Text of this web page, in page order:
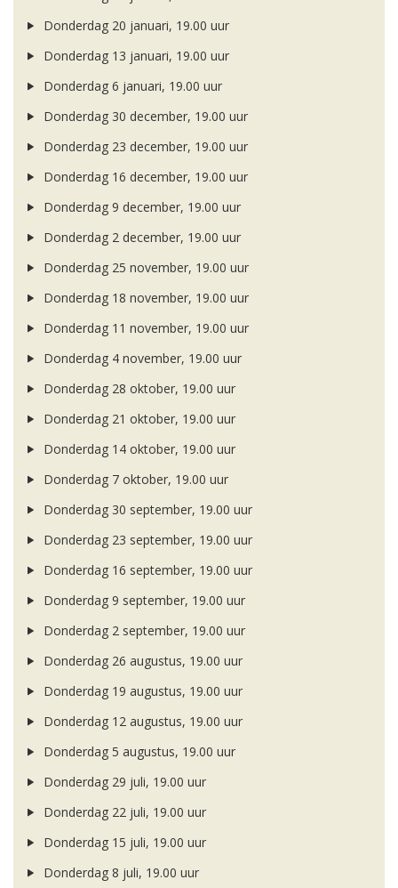
Donderdag 20 januari, 19.00 uur
Donderdag 13 januari, 19.00 uur
Donderdag 6 januari, 19.00 uur
Donderdag 30 december, 19.00 uur
Donderdag 23 december, 19.00 uur
Donderdag 16 december, 19.00 uur
Donderdag 9 december, 19.00 uur
Donderdag 2 december, 19.00 uur
Donderdag 25 november, 19.00 uur
Donderdag 18 november, 19.00 uur
Donderdag 11 november, 19.00 uur
Donderdag 4 november, 19.00 uur
Donderdag 28 oktober, 19.00 uur
Donderdag 21 oktober, 19.00 uur
Donderdag 14 oktober, 19.00 uur
Donderdag 7 oktober, 19.00 uur
Donderdag 30 september, 19.00 uur
Donderdag 23 september, 19.00 uur
Donderdag 16 september, 19.00 uur
Donderdag 9 september, 19.00 uur
Donderdag 2 september, 19.00 uur
Donderdag 26 augustus, 19.00 uur
Donderdag 19 augustus, 19.00 uur
Donderdag 12 augustus, 19.00 uur
Donderdag 5 augustus, 19.00 uur
Donderdag 29 juli, 19.00 uur
Donderdag 22 juli, 19.00 uur
Donderdag 15 juli, 19.00 uur
Donderdag 8 juli, 19.00 uur